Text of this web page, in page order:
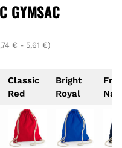
GYMSAC
€ - 5,61 €)
Classic
Red
Bright
Royal